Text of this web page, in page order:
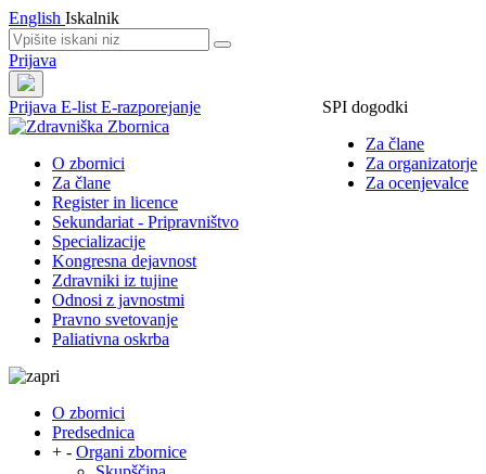
English Iskalnik
Prijava
Prijava
SPI dogodki
Za člane
Za organizatorje
Za ocenjevalce
E-list E-razporejanje
O zbornici
Za člane
Register in licence
Sekundariat - Pripravništvo
Specializacije
Kongresna dejavnost
Zdravniki iz tujine
Odnosi z javnostmi
Pravno svetovanje
Paliativna oskrba
O zbornici
Predsednica
+ - Organi zbornice